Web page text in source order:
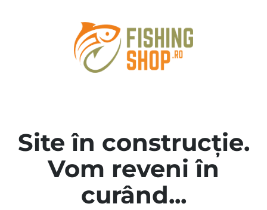
Site în construcție.
Vom reveni în
curând...